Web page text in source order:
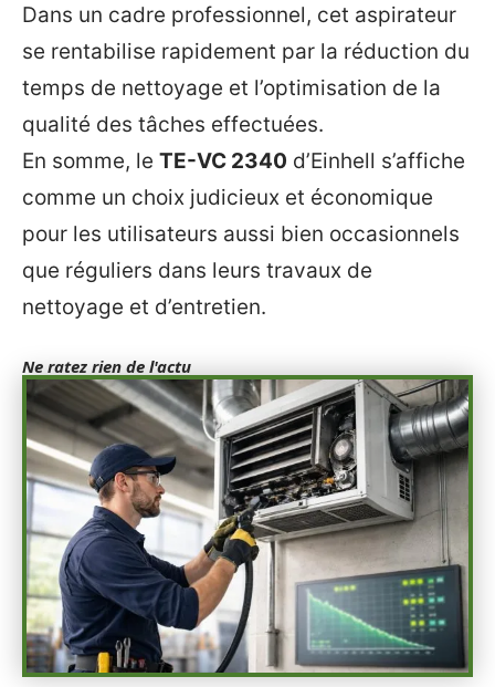
Dans un cadre professionnel, cet aspirateur
se rentabilise rapidement par la réduction du
temps de nettoyage et l’optimisation de la
qualité des tâches effectuées.
En somme, le TE-VC 2340 d’Einhell s’affiche
comme un choix judicieux et économique
pour les utilisateurs aussi bien occasionnels
que réguliers dans leurs travaux de
nettoyage et d’entretien.
Ne ratez rien de l'actu